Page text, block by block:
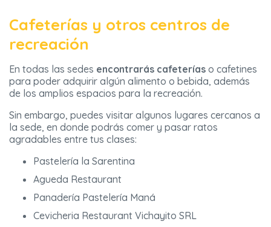
Cafeterías y otros centros de
recreación
En todas las sedes encontrarás cafeterías o cafetines
para poder adquirir algún alimento o bebida, además
de los amplios espacios para la recreación.
Sin embargo, puedes visitar algunos lugares cercanos a
la sede, en donde podrás comer y pasar ratos
agradables entre tus clases:
Pastelería la Sarentina
Agueda Restaurant
Panadería Pastelería Maná
Cevicheria Restaurant Vichayito SRL